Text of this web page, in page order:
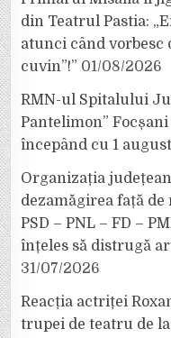
din Teatrul Pastia:
atunci când vorbesc
cuvin”!” 01/08/2026
RMN-ul Spitalului
Pantelimon”
începând cu 1 august
Organizația
dezamăgirea față
PSD – PNL – FD –
înțeles să distrugă
31/07/2026
Reacția actriței
trupei de teatru de